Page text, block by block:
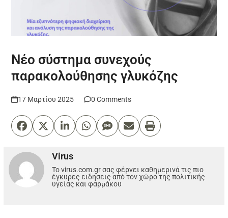
Νέο σύστημα συνεχούς
παρακολούθησης γλυκόζης
17 Μαρτίου 2025 0 Comments
Virus
Το virus.com.gr σας φέρνει καθημερινά τις πιο
έγκυρες ειδησεις από τον χώρο της πολιτικής
υγείας και φαρμάκου